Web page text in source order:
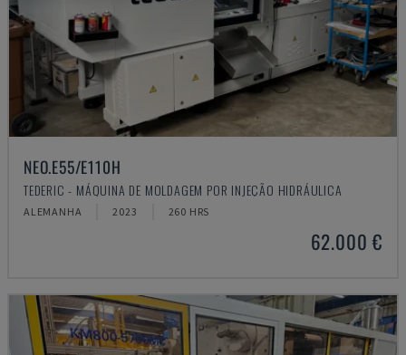
NEO.E55/E110H
TEDERIC - MÁQUINA DE MOLDAGEM POR INJEÇÃO HIDRÁULICA
ALEMANHA 2023 260 HRS
62.000 €